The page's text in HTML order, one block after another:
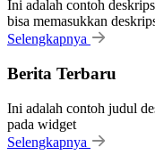
Ini adalah contoh
bisa memasukkan
Selengkapnya
Berita Terbaru
Ini adalah contoh judul
pada widget
Selengkapnya